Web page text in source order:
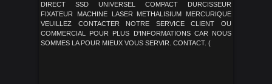
DIRECT SSD UNIVERSEL COMPACT DURCISSEUR
FIXATEUR MACHINE LASER METHALISIUM MERCURIQUE
VEUILLEZ CONTACTER NOTRE SERVICE CLIENT OU
COMMERCIAL POUR PLUS D'INFORMATIONS CAR NOUS
SOMMES LA POUR MIEUX VOUS SERVIR. CONTACT. (